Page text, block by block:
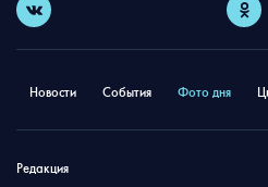
Новости События Фото дня
Редакция